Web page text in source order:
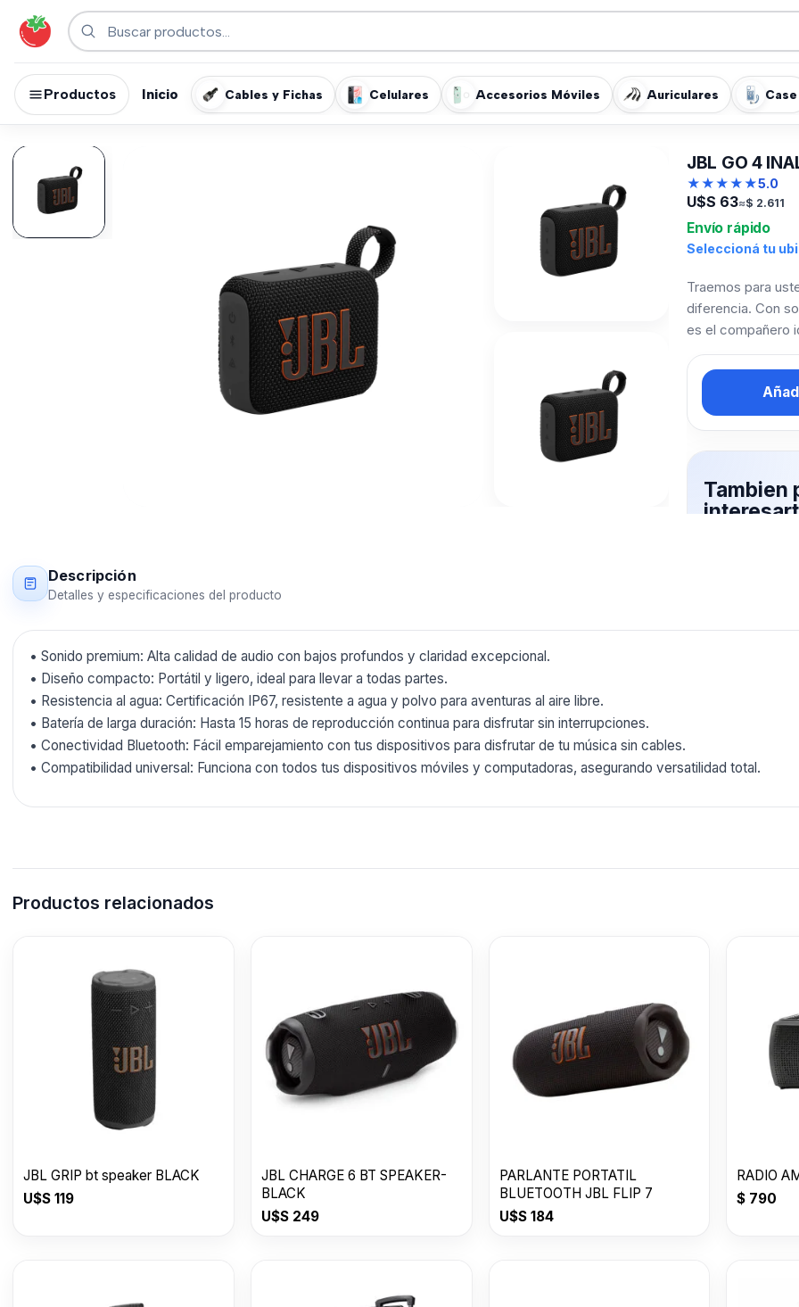
Productos Inicio Cables y Fichas Celulares Accesorios Móviles Auriculares Case
JBL GO 4
★★★★★5.0
U$S 63≈$ 2.611
Envío rápido
Seleccioná tu
Traemos para
diferencia. Con
es el compañero
Tambien
AURICULAR
Descripción
Detalles y especificaciones del producto
• Sonido premium: Alta calidad de audio con bajos profundos y claridad excepcional.
• Diseño compacto: Portátil y ligero, ideal para llevar a todas partes.
• Resistencia al agua: Certificación IP67, resistente a agua y polvo para aventuras al aire libre.
• Batería de larga duración: Hasta 15 horas de reproducción continua para disfrutar sin interrupciones.
• Conectividad Bluetooth: Fácil emparejamiento con tus dispositivos para disfrutar de tu música sin cables.
• Compatibilidad universal: Funciona con todos tus dispositivos móviles y computadoras, asegurando versatilidad total.
Productos relacionados
JBL GRIP bt speaker BLACK
U$S 119
JBL CHARGE 6 BT SPEAKER-
BLACK
U$S249
PARLANTE PORTATIL
BLUETOOTH JBL FLIP 7
U$S184
RADIO
$ 790